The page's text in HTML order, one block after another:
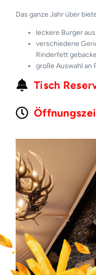
Das ganze Jahr über
leckere Burger
verschiedene
Rinderfett
große Auswahl an
Tisch